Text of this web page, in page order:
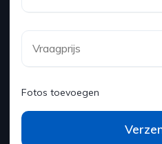
Fotos toevoegen